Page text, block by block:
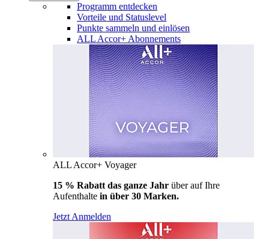
Programm entdecken
Vorteile und Statuslevel
Punkte sammeln und einlösen
ALL Accor+ Abonnements
ALL Accor+ Voyager
15 % Rabatt das ganze Jahr über auf Ihre
Aufenthalte in über 30 Marken.
Jetzt Anmelden